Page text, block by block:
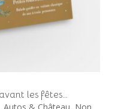
les fêtes…